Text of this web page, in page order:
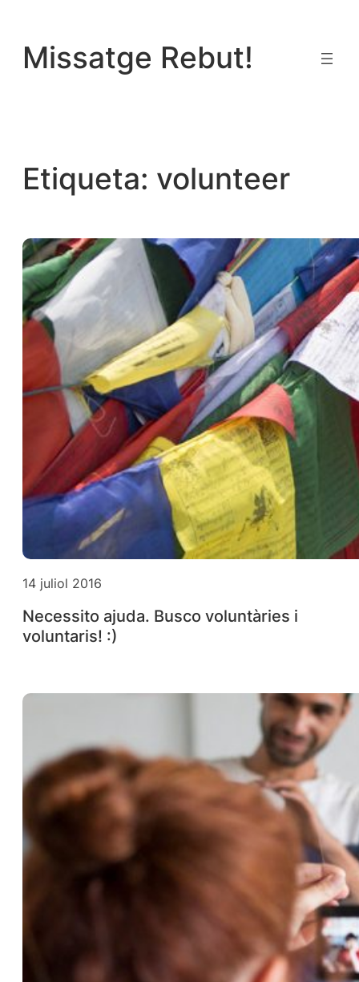
contingut
Missatge Rebut!
Etiqueta: volunteer
14 juliol 2016
Necessito ajuda. Busco voluntàries i
voluntaris! :)